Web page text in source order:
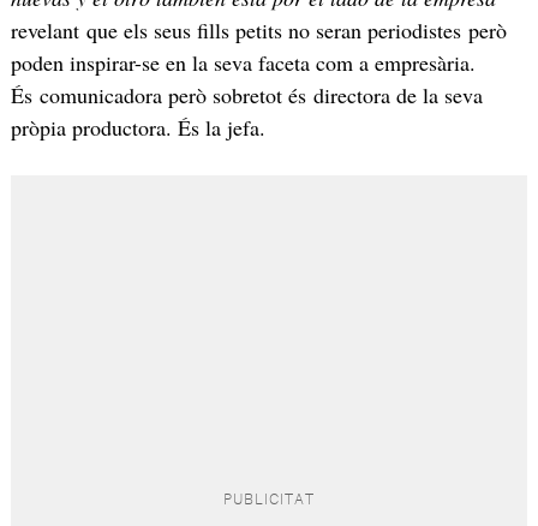
revelant que els seus fills petits no seran periodistes però
poden inspirar-se en la seva faceta com a empresària.
És comunicadora però sobretot és directora de la seva
pròpia productora. És la jefa.